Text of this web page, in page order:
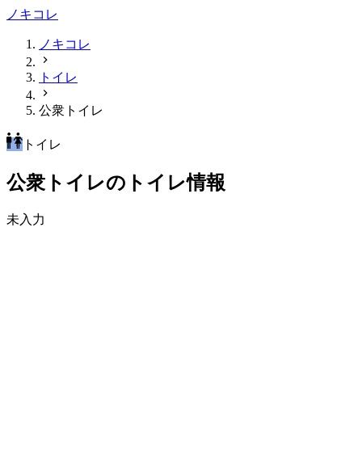
ノキコレ
ノキコレ
トイレ
公衆トイレ
トイレ
公衆トイレのトイレ情報
未入力